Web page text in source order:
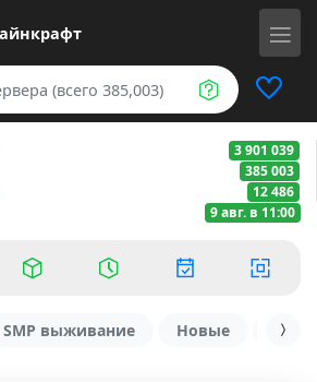
3 901 039
385 003
12 486
9 авг. в 11:00
SMP выживание Новые С